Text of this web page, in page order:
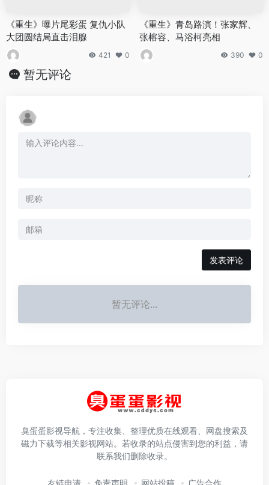
《重生》曝片尾彩蛋 复仇小队
大团圆结局直击泪腺
421 0
《重生》青岛路演！张家辉、
张榕容、马浴柯亮相
390 0
暂无评论
发表评论
暂无评论...
臭蛋蛋影视导航，专注收集、整理优质在线观看、网盘搜索及
磁力下载等相关影视网站。若收录的站点侵害到您的利益，请
联系我们删除收录。
友链申请 免责声明 网站投稿 广告合作